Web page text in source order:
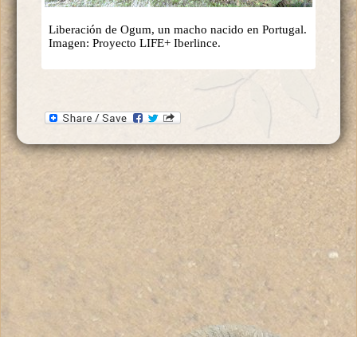
Liberación de Ogum, un macho nacido en Portugal.
Imagen: Proyecto LIFE+ Iberlince.